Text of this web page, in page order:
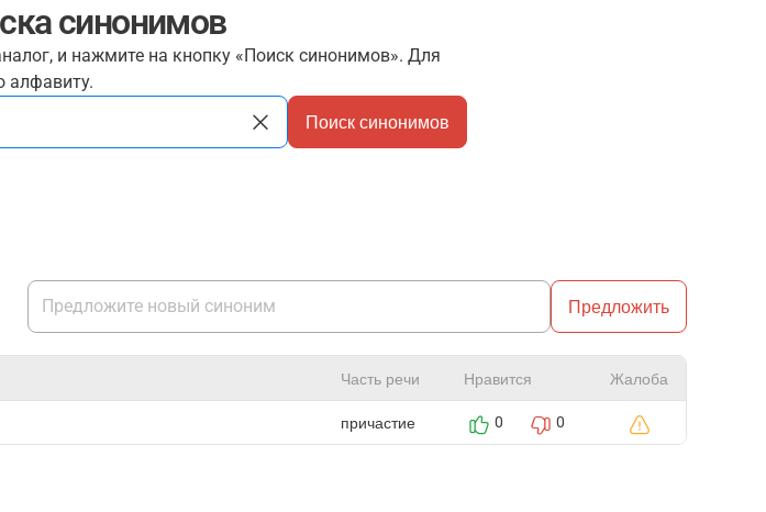
синонимов
и нажмите на кнопку «Поиск синонимов». Для
алфавиту.
Поиск синонимов
Предложить
Часть речи Нравится Жалоба
причастие 0 0